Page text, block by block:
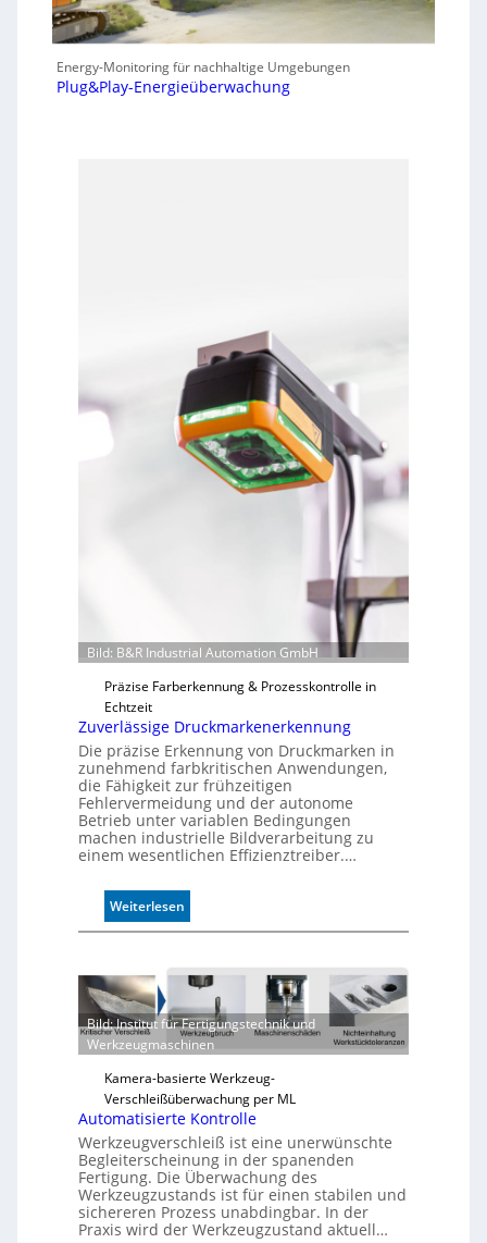
Energy-Monitoring für nachhaltige Umgebungen
Plug&Play-Energieüberwachung
Bild: B&R Industrial Automation GmbH
Präzise Farberkennung & Prozesskontrolle in
Echtzeit
Zuverlässige Druckmarkenerkennung
Die präzise Erkennung von Druckmarken in
zunehmend farbkritischen Anwendungen,
die Fähigkeit zur frühzeitigen
Fehlervermeidung und der autonome
Betrieb unter variablen Bedingungen
machen industrielle Bildverarbeitung zu
einem wesentlichen Effizienztreiber.…
Weiterlesen:
Z
v
e
r
l
ä
i
g
e
D
r
u
c
Bild: Institut für Fertigungstechnik und
Werkzeugmaschinen
Kamera-basierte Werkzeug-
Verschleißüberwachung per ML
Automatisierte Kontrolle
Werkzeugverschleiß ist eine unerwünschte
Begleiterscheinung in der spanenden
Fertigung. Die Überwachung des
Werkzeugzustands ist für einen stabilen und
sichereren Prozess unabdingbar. In der
Praxis wird der Werkzeugzustand aktuell…